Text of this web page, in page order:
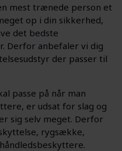
mest trænede person et
op i din sikkerhed,
det bedste
Derfor anbefaler vi dig
der passer til
passe på når man
er udsat for slag og
sig selv meget. Derfor
rygsække,